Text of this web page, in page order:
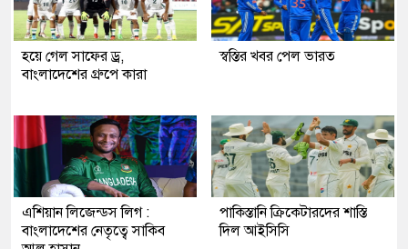
হয়ে গেল সাফের ড্র,
বাংলাদেশের গ্রুপে কারা
স্বস্তির খবর পেল ভারত
এশিয়ান লিজেন্ডস লিগ :
বাংলাদেশের নেতৃত্বে সাকিব
পাকিস্তানি ক্রিকেটারদের শাস্তি
দিল আইসিসি